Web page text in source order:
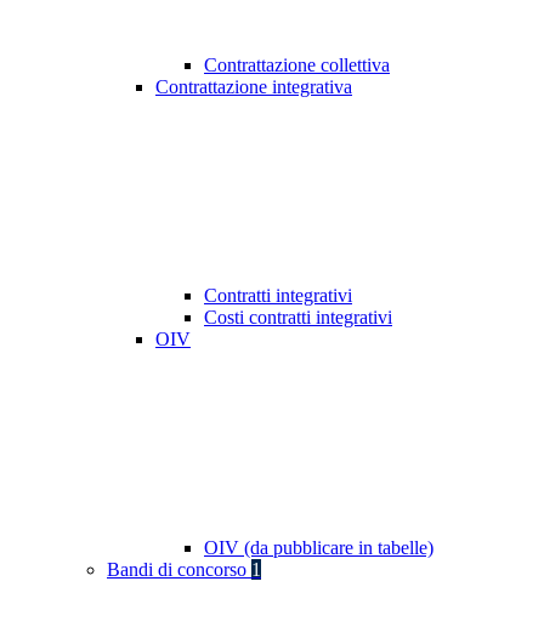
Contrattazione collettiva
Contrattazione integrativa
Contratti integrativi
Costi contratti integrativi
OIV
OIV (da pubblicare in tabelle)
Bandi di concorso 1